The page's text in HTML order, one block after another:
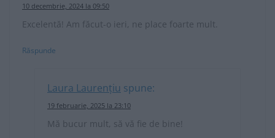
10 decembrie, 2024 la 09:50
Excelentă! Am făcut-o ieri, ne place foarte mult.
Răspunde
Laura Laurențiu spune:
19 februarie, 2025 la 23:10
Mă bucur mult, să vă fie de bine!